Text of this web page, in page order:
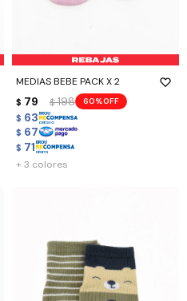
MEDIAS BEBE PACK X 2
$ 79 $ 198 60
$ 63
$ 67
$ 71
+ 3 colores